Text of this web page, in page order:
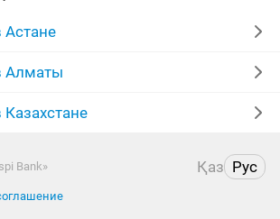
коляски
кожаные куртки
мужские
Алматы
Bank» Қаз Рус